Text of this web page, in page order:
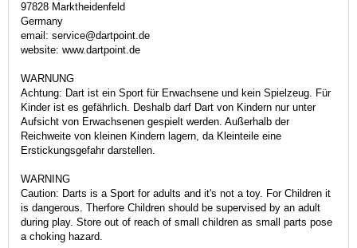
97828 Marktheidenfeld
Germany
email: service@dartpoint.de
website: www.dartpoint.de
WARNUNG
Achtung: Dart ist ein Sport für Erwachsene und kein Spielzeug. Für
Kinder ist es gefährlich. Deshalb darf Dart von Kindern nur unter
Aufsicht von Erwachsenen gespielt werden. Außerhalb der
Reichweite von kleinen Kindern lagern, da Kleinteile eine
Erstickungsgefahr darstellen.
WARNING
Caution: Darts is a Sport for adults and it's not a toy. For Children it
is dangerous. Therfore Children should be supervised by an adult
during play. Store out of reach of small children as small parts pose
a choking hazard.